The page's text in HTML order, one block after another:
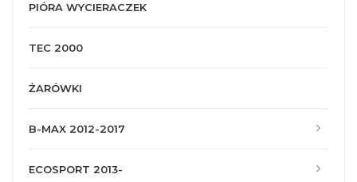
PIÓRA WYCIERACZEK
TEC 2000
ŻARÓWKI
B-MAX 2012-2017
ECOSPORT 2013-